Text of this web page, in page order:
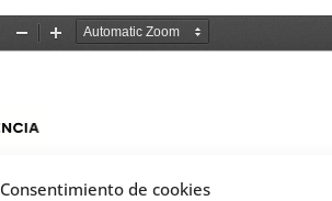
Consentimiento de cookies